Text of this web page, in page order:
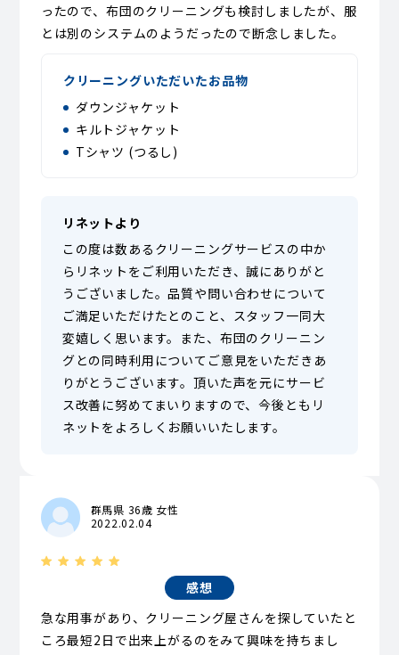
ったので、布団のクリーニングも検討しましたが、服
とは別のシステムのようだったので断念しました。
クリーニングいただいたお品物
ダウンジャケット
キルトジャケット
Tシャツ (つるし)
リネットより
この度は数あるクリーニングサービスの中か
らリネットをご利用いただき、誠にありがと
うございました。品質や問い合わせについて
ご満足いただけたとのこと、スタッフ一同大
変嬉しく思います。また、布団のクリーニン
グとの同時利用についてご意見をいただきあ
りがとうございます。頂いた声を元にサービ
ス改善に努めてまいりますので、今後ともリ
ネットをよろしくお願いいたします。
群馬県 36歳 女性
2022.02.04
感想
急な用事があり、クリーニング屋さんを探していたと
ころ最短2日で出来上がるのをみて興味を持ちまし